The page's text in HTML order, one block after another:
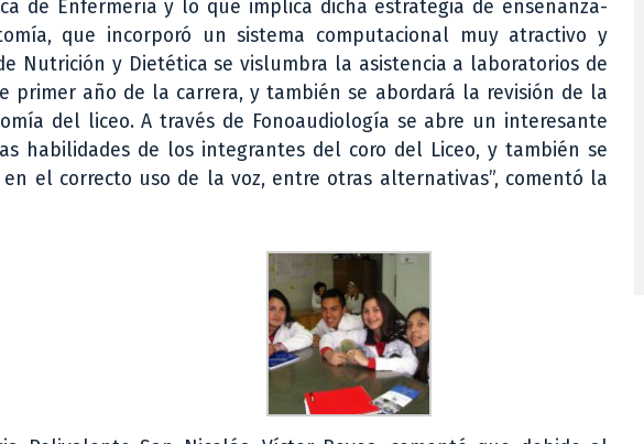
de Enfermería y lo que implica dicha estrategia de enseñanza-
que incorporó un sistema computacional muy atractivo y
Nutrición y Dietética se vislumbra la asistencia a laboratorios de
primer año de la carrera, y también se abordará la revisión de la
del liceo. A través de Fonoaudiología se abre un interesante
habilidades de los integrantes del coro del Liceo, y también se
el correcto uso de la voz, entre otras alternativas”, comentó la